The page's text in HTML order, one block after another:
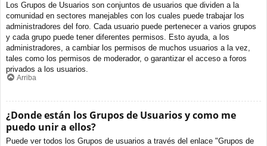
Los Grupos de Usuarios son conjuntos de usuarios que dividen a la
comunidad en sectores manejables con los cuales puede trabajar los
administradores del foro. Cada usuario puede pertenecer a varios grupos
y cada grupo puede tener diferentes permisos. Esto ayuda, a los
administradores, a cambiar los permisos de muchos usuarios a la vez,
tales como los permisos de moderador, o garantizar el acceso a foros
privados a los usuarios.
Arriba
¿Donde están los Grupos de Usuarios y como me
puedo unir a ellos?
Puede ver todos los Grupos de usuarios a través del enlace "Grupos de